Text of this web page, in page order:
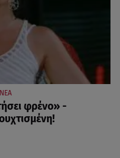
φρένο» -